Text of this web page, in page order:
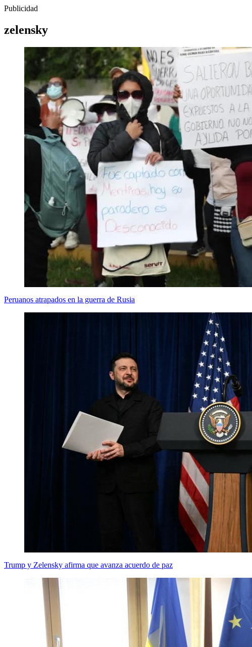
Publicidad
zelensky
Peruanos atrapados en la guerra de Rusia
Trump y Zelensky afirma que avanza acuerdo de paz